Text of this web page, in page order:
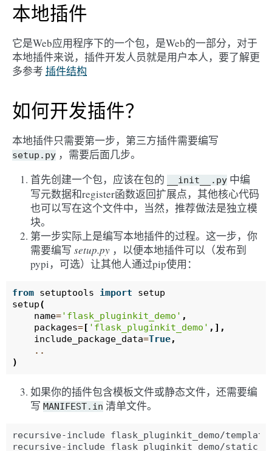
本地插件
它是Web应用程序下的一个包，是Web的一部分，对于
本地插件来说，插件开发人员就是用户本人，要了解更
多参考 插件结构
如何开发插件？
本地插件只需要第一步，第三方插件需要编写
setup.py ，需要后面几步。
首先创建一个包，应该在包的
__init__.py 中编
写元数据和register函数返回扩展点，其他核心代码
也可以写在这个文件中，当然，推荐做法是独立模
块。
第一步实际上是编写本地插件的过程。这一步，你
需要编写 setup.py ，以便本地插件可以（发布到
pypi，可选）让其他人通过pip使用：
from setuptools import
setup
setup(
name='flask_pluginkit_demo' ,
packages=[ 'flask_pluginkit_demo' ,],
include_package_data=True,
..
)
如果你的插件包含模板文件或静态文件，还需要编
写 MANIFEST.in 清单文件。
recursive-include flask_pluginkit_demo/